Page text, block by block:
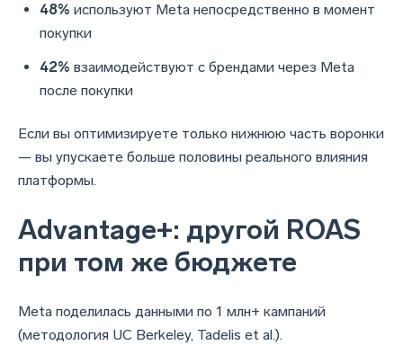
48% используют Meta непосредственно в момент
покупки
42% взаимодействуют с брендами через Meta
после покупки
Если вы оптимизируете только нижнюю часть воронки
— вы упускаете больше половины реального влияния
платформы.
Advantage+: другой ROAS
при том же бюджете
Meta поделилась данными по 1 млн+ кампаний
(методология UC Berkeley, Tadelis et al.).